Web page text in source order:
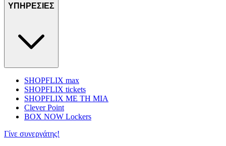
ΥΠΗΡΕΣΙΕΣ
SHOPFLIX max
SHOPFLIX tickets
SHOPFLIX ΜΕ ΤΗ ΜΙΑ
Clever Point
BOX NOW Lockers
Γίνε συνεργάτης!